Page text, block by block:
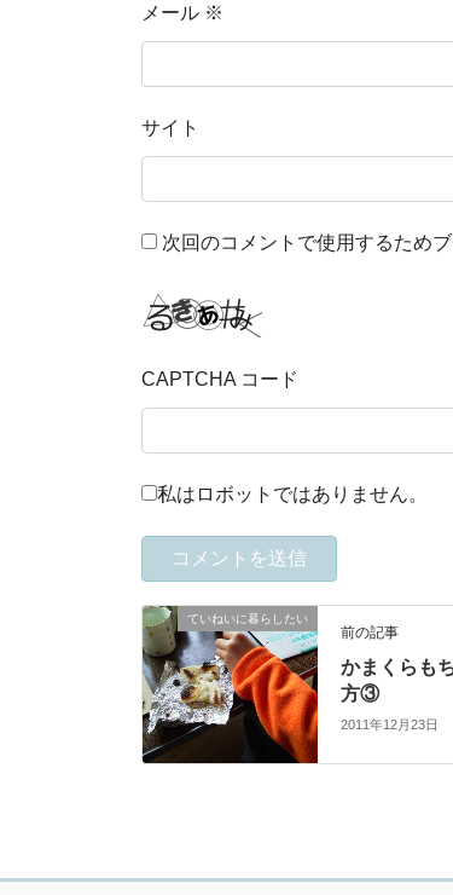
メール ※
サイト
次回のコメントで使用するため
CAPTCHA コード
私はロボットではありません。
ていねいに暮らしたい
前の記事
かまくらも
方③
2011年12月23日